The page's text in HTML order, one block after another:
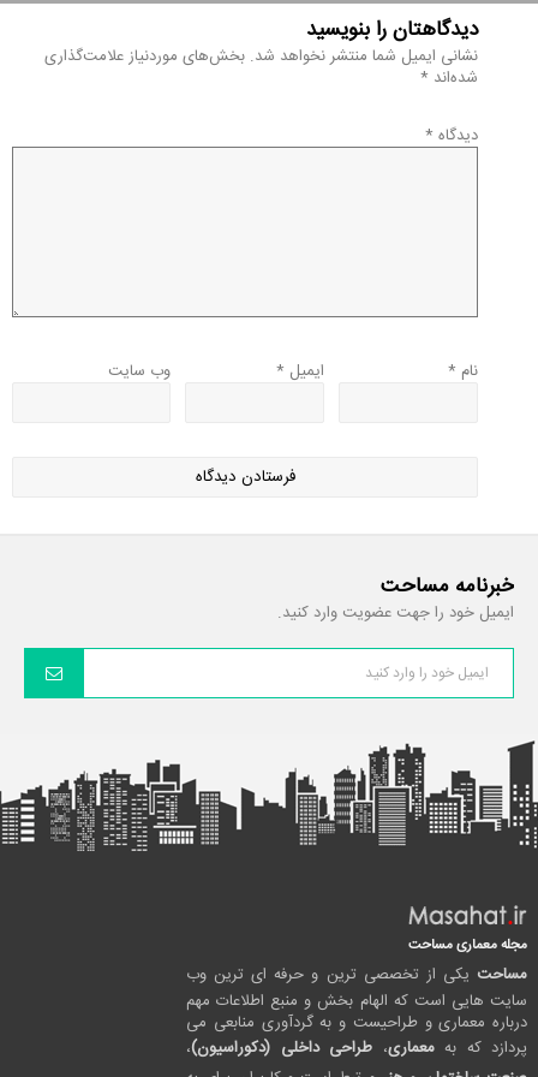
دیدگاهتان را بنویسید
نشانی ایمیل شما منتشر نخواهد شد. بخش‌های موردنیاز علامت‌گذاری
شده‌اند *
دیدگاه *
نام * ایمیل * وب‌ سایت
خبرنامه مساحت
ایمیل خود را جهت عضویت وارد کنید.
مجله معماری مساحت
مساحت یکی از تخصصی ترین و حرفه ای ترین وب
سایت هایی است که الهام بخش و منبع اطلاعات مهم
درباره معماری و طراحیست و به گردآوری منابعی می
پردازد که بهمعماری، طراحی داخلی (دکوراسیون)،